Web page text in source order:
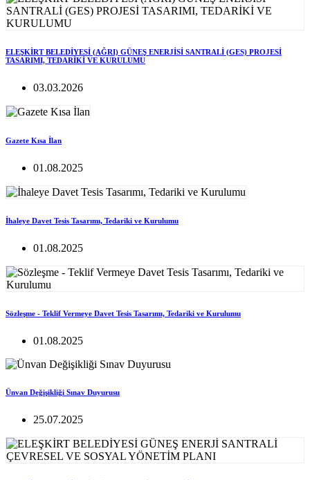
ELEŞKİRT BELEDİYESİ (AĞRI) GÜNEŞ ENERJİSİ SANTRALİ (GES) PROJESİ
TASARIMI, TEDARİKİ VE KURULUMU
03.03.2026
Gazete Kısa İlan
01.08.2025
İhaleye Davet Tesis Tasarımı, Tedariki ve Kurulumu
01.08.2025
Sözleşme - Teklif Vermeye Davet Tesis Tasarımı, Tedariki ve Kurulumu
01.08.2025
Ünvan Değişikliği Sınav Duyurusu
25.07.2025